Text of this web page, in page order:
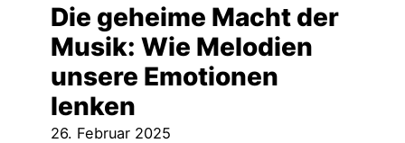
Die geheime Macht der
Musik: Wie Melodien
unsere Emotionen
lenken
26. Februar 2025